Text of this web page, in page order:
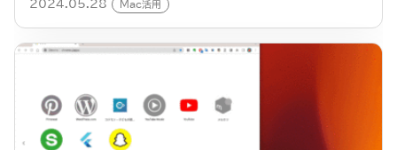
2024.05.28 Mac活用